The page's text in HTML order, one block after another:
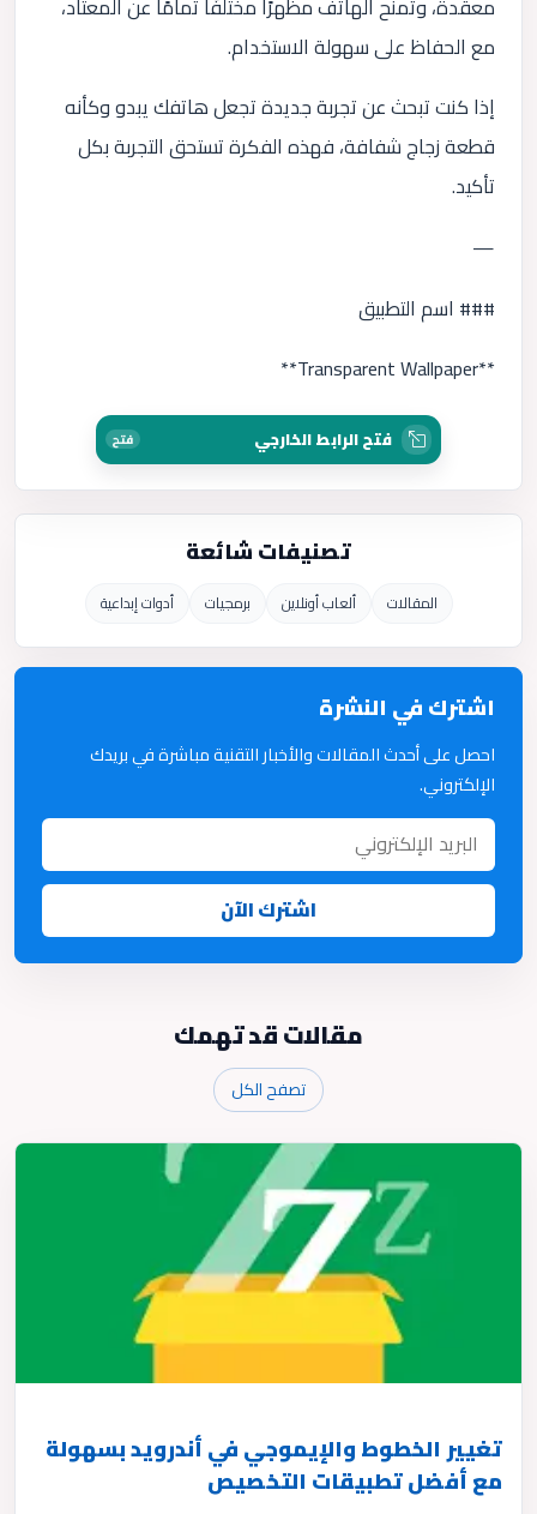
تصنيفات شائعة
المقالات ألعاب أونلاين برمجيات أدوات إبداعية
اشترك في النشرة
احصل على أحدث المقالات والأخبار التقنية مباشرة في بريدك
الإلكتروني.
اشترك الآن
مع الحفاظ على سهولة الاستخدام.
إذا كنت تبحث عن تجربة جديدة تجعل هاتفك يبدو وكأنه
قطعة زجاج شفافة، فهذه الفكرة تستحق التجربة بكل
تأكيد.
—
### اسم التطبيق
**Transparent Wallpaper**
فتح الرابط الخارجي فتح
مقالات قد تهمك
تصفح الكل
تغيير الخطوط والإيموجي في أندرويد بسهولة
مع أفضل تطبيقات التخصيص